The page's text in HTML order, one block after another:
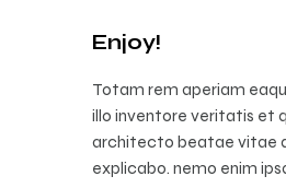
Enjoy!
Totam rem aperiam
illo inventore veritatis et
architecto beatae vitae
explicabo. nemo enim